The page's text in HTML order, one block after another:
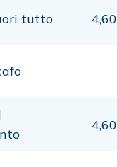
tutto 4,60
4,60